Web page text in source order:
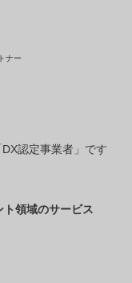
ナー
認定事業者」です
領域のサービス